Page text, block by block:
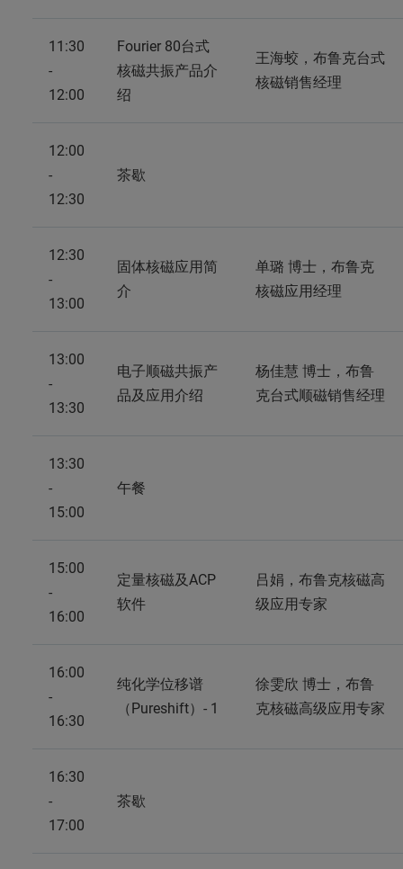
11:30
-
12:00
Fourier 80台式
核磁共振产品介
绍
王海蛟，布鲁克台式
核磁销售经理
12:00
-
12:30
茶歇
12:30
-
13:00
固体核磁应用简
介
单璐 博士，布鲁克
核磁应用经理
13:00
-
13:30
电子顺磁共振产
品及应用介绍
杨佳慧 博士，布鲁
克台式顺磁销售经理
13:30
-
15:00
午餐
15:00
-
16:00
定量核磁及ACP
软件
吕娟，布鲁克核磁高
级应用专家
16:00
-
16:30
纯化学位移谱
（Pureshift）- 1
徐雯欣 博士，布鲁
克核磁高级应用专家
16:30
-
17:00
茶歇